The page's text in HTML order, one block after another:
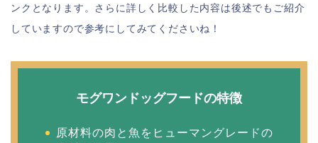
ンクとなります。さらに詳しく比較した内容は後述でもご紹介
していますので参考にしてみてくださいね！
モグワンドッグフードの特徴
原材料の肉と魚をヒューマングレードの